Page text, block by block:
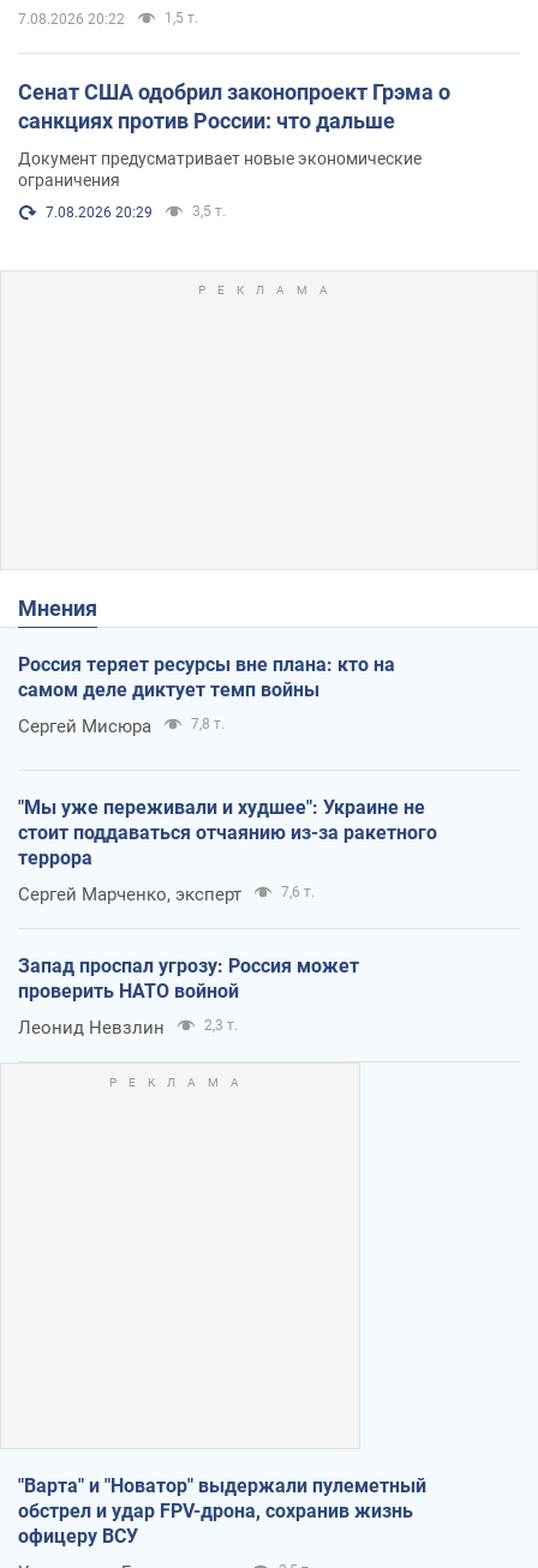
7.08.2026 20:22 1,5 т.
Сенат США одобрил законопроект Грэма о
санкциях против России: что дальше
Документ предусматривает новые экономические
ограничения
7.08.2026 20:29 3,5 т.
Мнения
Россия теряет ресурсы вне плана: кто на
самом деле диктует темп войны
Сергей Мисюра 7,8 т.
"Мы уже переживали и худшее": Украине не
стоит поддаваться отчаянию из-за ракетного
террора
Сергей Марченко, эксперт 7,6 т.
Запад проспал угрозу: Россия может
проверить НАТО войной
Леонид Невзлин 2,3 т.
"Варта" и "Новатор" выдержали пулеметный
обстрел и удар FPV-дрона, сохранив жизнь
офицеру ВСУ